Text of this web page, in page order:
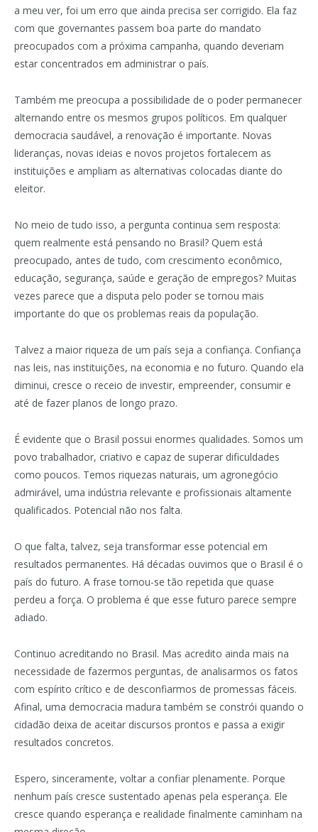
a meu ver, foi um erro que ainda precisa ser corrigido. Ela faz
com que governantes passem boa parte do mandato
preocupados com a próxima campanha, quando deveriam
estar concentrados em administrar o país.
Também me preocupa a possibilidade de o poder permanecer
alternando entre os mesmos grupos políticos. Em qualquer
democracia saudável, a renovação é importante. Novas
lideranças, novas ideias e novos projetos fortalecem as
instituições e ampliam as alternativas colocadas diante do
eleitor.
No meio de tudo isso, a pergunta continua sem resposta:
quem realmente está pensando no Brasil? Quem está
preocupado, antes de tudo, com crescimento econômico,
educação, segurança, saúde e geração de empregos? Muitas
vezes parece que a disputa pelo poder se tornou mais
importante do que os problemas reais da população.
Talvez a maior riqueza de um país seja a confiança. Confiança
nas leis, nas instituições, na economia e no futuro. Quando ela
diminui, cresce o receio de investir, empreender, consumir e
até de fazer planos de longo prazo.
É evidente que o Brasil possui enormes qualidades. Somos um
povo trabalhador, criativo e capaz de superar dificuldades
como poucos. Temos riquezas naturais, um agronegócio
admirável, uma indústria relevante e profissionais altamente
qualificados. Potencial não nos falta.
O que falta, talvez, seja transformar esse potencial em
resultados permanentes. Há décadas ouvimos que o Brasil é o
país do futuro. A frase tornou-se tão repetida que quase
perdeu a força. O problema é que esse futuro parece sempre
adiado.
Continuo acreditando no Brasil. Mas acredito ainda mais na
necessidade de fazermos perguntas, de analisarmos os fatos
com espírito crítico e de desconfiarmos de promessas fáceis.
Afinal, uma democracia madura também se constrói quando o
cidadão deixa de aceitar discursos prontos e passa a exigir
resultados concretos.
Espero, sinceramente, voltar a confiar plenamente. Porque
nenhum país cresce sustentado apenas pela esperança. Ele
cresce quando esperança e realidade finalmente caminham na